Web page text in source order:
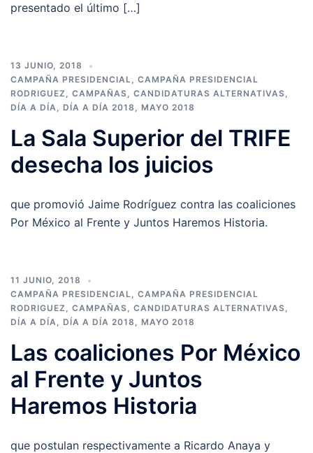
presentado el último […]
13 JUNIO, 2018
CAMPAÑA PRESIDENCIAL, CAMPAÑA PRESIDENCIAL
RODRIGUEZ , CAMPAÑAS, CANDIDATURAS ALTERNATIVAS,
DÍA A DÍA, DÍA A DÍA 2018 , MAYO 2018
La Sala Superior del TRIFE
desecha los juicios
que promovió Jaime Rodríguez contra las coaliciones
Por México al Frente y Juntos Haremos Historia.
11 JUNIO, 2018
CAMPAÑA PRESIDENCIAL, CAMPAÑA PRESIDENCIAL
RODRIGUEZ , CAMPAÑAS, CANDIDATURAS ALTERNATIVAS,
DÍA A DÍA, DÍA A DÍA 2018 , MAYO 2018
Las coaliciones Por México
al Frente y Juntos
Haremos Historia
que postulan respectivamente a Ricardo Anaya y